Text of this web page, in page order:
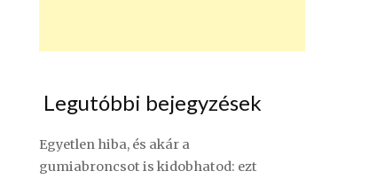
Legutóbbi bejegyzések
Egyetlen hiba, és akár a
gumiabroncsot is kidobhatod: ezt